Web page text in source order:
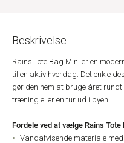
Beskrivelse
Rains Tote Bag Mini er en
til en aktiv hverdag. Det enkle
gør den nem at bruge året
træning eller en tur ud i byen.
Fordele ved at vælge Rains Tote
Vandafvisende materiale